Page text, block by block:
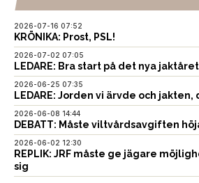
2026-07-16 07:52
KRÖNIKA: Prost, PSL!
2026-07-02 07:05
LEDARE: Bra start på det nya
2026-06-25 07:35
LEDARE: Jorden vi ärvde och jakten,
2026-06-08 14:44
DEBATT: Måste viltvårdsavgiften
2026-06-02 12:30
REPLIK: JRF måste ge jägare
sig